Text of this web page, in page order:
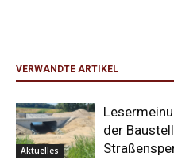
VERWANDTE ARTIKEL
Aktuelles
der